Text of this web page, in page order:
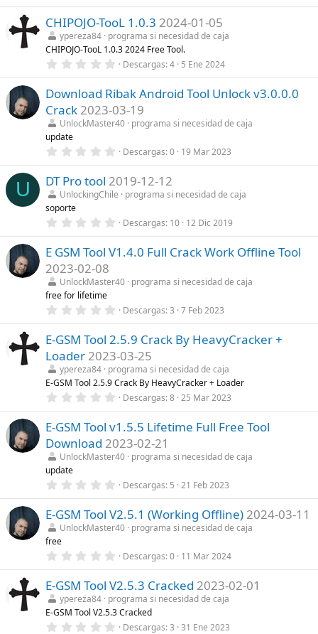
l
l
a
(
s
0
0
e
s
t
r
l
l
a
(
s
)
CHIPOJO-TooL 1.0.3 2024-01-05
ypereza84 programa si necesidad de caja
CHIPOJO-TooL 1.0.3 2024 Free Tool.
0
0
0
e
s
t
l
(
s
)
Descargas 4 5 Ene 2024
Download Ribak Android Tool Unlock v3.0.0.0
Crack 2023-03-19
UnlockMaster40 programa si necesidad de caja
update
0
0
0
e
s
r
l
l
a
s
)
Descargas 0 19 Mar 2023
U DT Pro tool 2019-12-12
UnlockingChile
programa si necesidad de caja
soporte
0
0
0
e
t
l
(
s
)
Descargas 10 12 Dic 2019
E GSM Tool V1.4.0 Full Crack Work Offline Tool
2023-02-08
UnlockMaster40 programa si necesidad de caja
free for lifetime
0
0
0
e
s
t
r
e
l
(
s
)
Descargas 3 7 Feb 2023
E-GSM Tool 2.5.9 Crack By HeavyCracker +
Loader 2023-03-25
ypereza84 programa si necesidad de caja
E-GSM Tool 2.5.9 Crack By HeavyCracker + Loader
0
0
0
e
s
t
l
(
s
)
Descargas 8 25 Mar 2023
E-GSM Tool v1.5.5 Lifetime Full Free Tool
Download 2023-02-21
UnlockMaster40 programa si necesidad de caja
update
0
0
0
e
s
r
l
l
a
(
s
Descargas 5 21 Feb 2023
E-GSM Tool V2.5.1 (Working Offline) 2024-03-11
UnlockMaster40 programa si necesidad de caja
free
0
0
0
e
s
t
r
Descargas 0 11 Mar 2024
E-GSM Tool V2.5.3 Cracked 2023-02-01
ypereza84 programa si necesidad de caja
E-GSM Tool V2.5.3 Cracked
0 Descargas 3 31 Ene 2023